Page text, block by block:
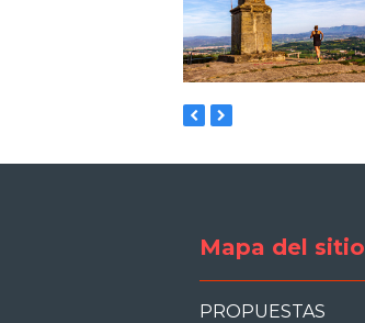
previous
Mapa del sitio
PROPUESTAS